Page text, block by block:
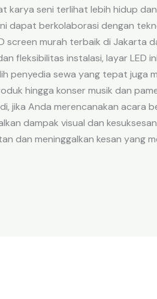
karya seni terlihat lebih hidup
dapat berkolaborasi dengan
screen murah terbaik di
fleksibilitas instalasi, layar LED
penyedia sewa yang tepat juga
hingga konser musik dan
jika Anda merencanakan acara
dampak visual dan
dan meninggalkan kesan yang